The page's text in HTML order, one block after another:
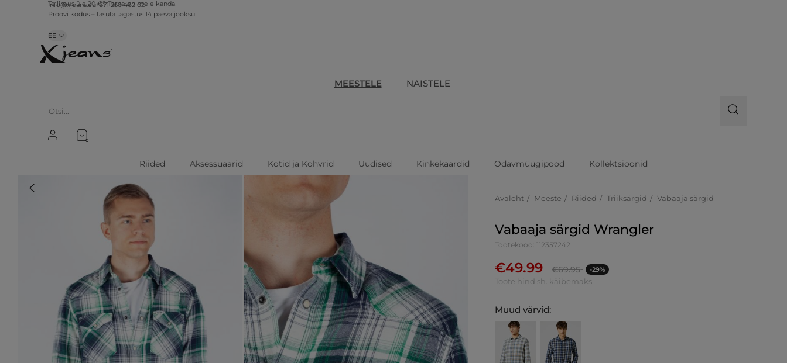
info@xjeans.eu+371 256 462 62
Tellimus üle 20 €? Tarne on meie kanda!
Proovi kodus – tasuta tagastus 14 päeva jooksul
EE
MEESTELE NAISTELE
0
Riided Aksessuaarid Kotid ja Kohvrid Uudised Kinkekaardid Odavmüügipood Kollektsioonid
Avaleht Meeste Riided Triiksärgid Vabaaja särgid
Vabaaja särgid Wrangler
Tootekood: 112357242
€49.99 €69.95 -29%
Toote hind sh. käibemaks
Muud värvid: